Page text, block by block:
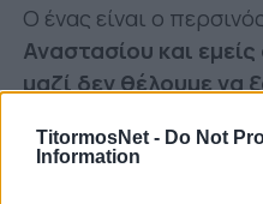
TitormosNet - Do Not
Information
Ο ένας είναι ο
Αναστασίου και
μαζί δεν θέλουμε να
Ο άλλος είναι ο